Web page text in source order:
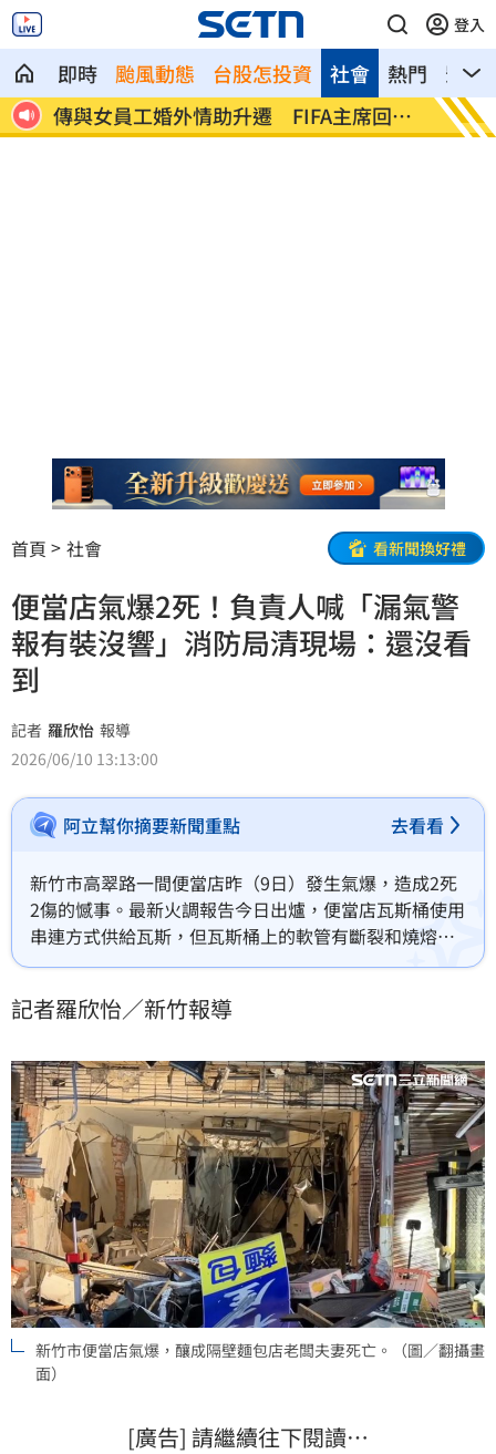
登入
即時 颱風動態 台股怎投資 熱門 影音
社會
應
台灣高中生超神！這賽事拿下1金2銀2銅
二伯
笑
首頁 社會 看新聞換好禮
便當店氣爆2死！負責人喊「漏氣警
報有裝沒響」消防局清現場：還沒看
到
記者 羅欣怡 報導
2026/06/10 13:13:00
阿立幫你摘要新聞重點 去看看
新竹市高翠路一間便當店昨（9日）發生氣爆，造成2死
2傷的憾事。最新火調報告今日出爐，便當店瓦斯桶使用
串連方式供給瓦斯，但瓦斯桶上的軟管有斷裂和燒熔的
跡象，懷疑是造成瓦斯外洩的主因。至於便當店業者表
示，目前現場「尚未」發現該裝置，還要持續釐清。
記者羅欣怡／新竹報導
新竹市便當店氣爆，釀成隔壁麵包店老闆夫妻死亡。（圖／翻攝畫
面）
[廣告] 請繼續往下閱讀…